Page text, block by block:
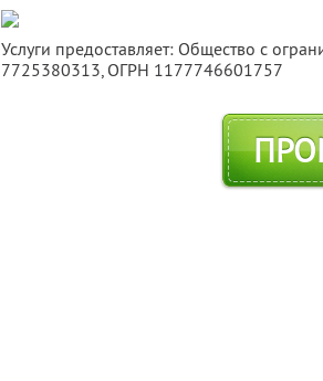
Услуги предоставляет: Общество с
7725380313, ОГРН 1177746601757